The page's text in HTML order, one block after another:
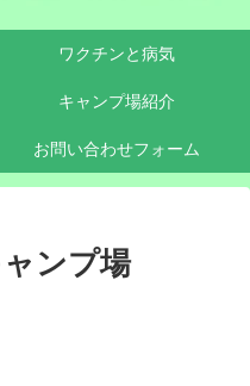
ワクチンと病気
キャンプ場紹介
お問い合わせフォーム
ンプ場